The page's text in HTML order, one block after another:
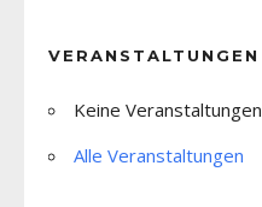
VERANSTALTUNGEN
Keine Veranstaltungen
Alle Veranstaltungen